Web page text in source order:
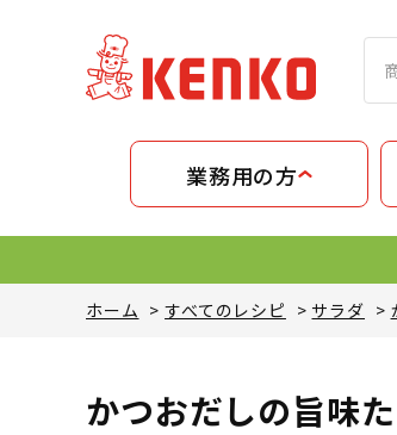
業務用の方
ホーム >すべてのレシピ > サラダ >
かつおだしの旨味